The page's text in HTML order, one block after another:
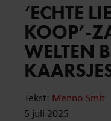
‘ECHTE
KOOP’-
WELTEN
Tekst: Menno Smit
5 juli 2025